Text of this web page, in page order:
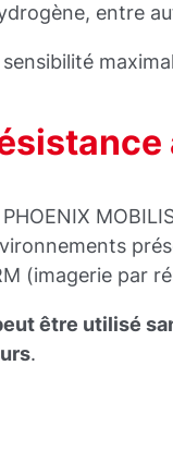
entre
sensibilité
PHOENIX
(imagerie par
être utilisé
.